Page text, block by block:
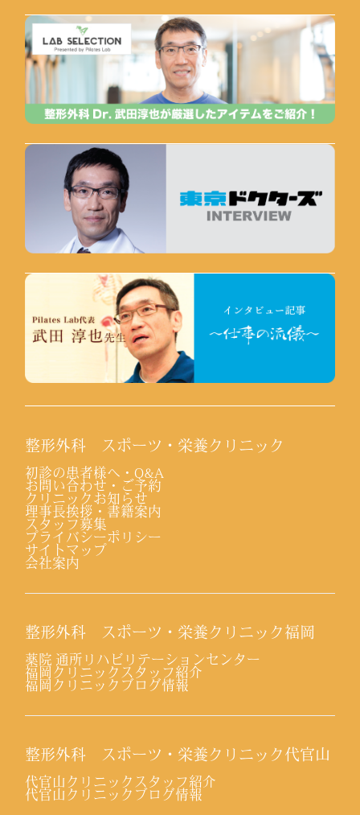
整形外科 スポーツ・栄養クリニック
初診の患者様へ・Q&A
お問い合わせ・ご予約
クリニックお知らせ
理事長挨拶・書籍案内
スタッフ募集
プライバシーポリシー
サイトマップ
会社案内
整形外科 スポーツ・栄養クリニック福岡
薬院 通所リハビリテーションセンター
福岡クリニックスタッフ紹介
福岡クリニックブログ情報
整形外科 スポーツ・栄養クリニック代官山
代官山クリニックスタッフ紹介
代官山クリニックブログ情報